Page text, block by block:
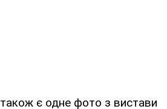
також є одне фото з вистави